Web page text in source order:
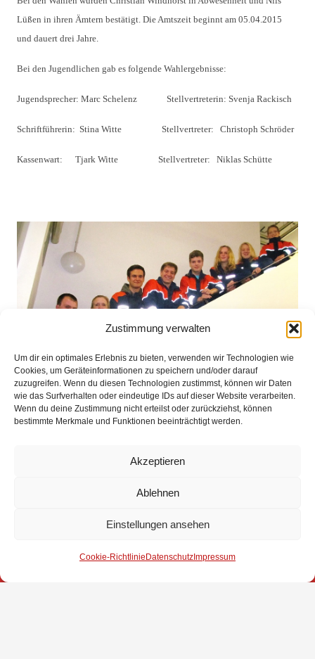
Zustimmung verwalten
Um dir ein optimales Erlebnis zu bieten, verwenden wir Technologien wie
Cookies, um Geräteinformationen zu speichern und/oder darauf
zuzugreifen. Wenn du diesen Technologien zustimmst, können wir Daten
wie das Surfverhalten oder eindeutige IDs auf dieser Website verarbeiten.
Wenn du deine Zustimmung nicht erteilst oder zurückziehst, können
bestimmte Merkmale und Funktionen beeinträchtigt werden.
Akzeptieren
Ablehnen
Einstellungen ansehen
Cookie-Richtlinie Datenschutz Impressum
Lüßen in ihren Ämtern bestätigt. Die Amtszeit beginnt am 05.04.2015
und dauert drei Jahre.
Bei den Jugendlichen gab es folgende Wahlergebnisse:
Jugendsprecher: Marc Schelenz Stellvertreterin: Svenja Rackisch
Schriftführerin: Stina Witte Stellvertreter: Christoph Schröder
Kassenwart: Tjark Witte Stellvertreter: Niklas Schütte
v.l.: Stv Jugendfeuerwehrwart Nils Lüßen,
Gemeindejugendfeuerwehrwartin Anja Wilken, Marc Schelenz, Tjark